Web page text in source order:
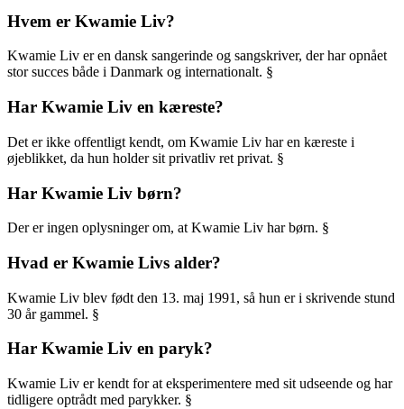
Hvem er Kwamie Liv?
Kwamie Liv er en dansk sangerinde og sangskriver, der har opnået
stor succes både i Danmark og internationalt. §
Har Kwamie Liv en kæreste?
Det er ikke offentligt kendt, om Kwamie Liv har en kæreste i
øjeblikket, da hun holder sit privatliv ret privat. §
Har Kwamie Liv børn?
Der er ingen oplysninger om, at Kwamie Liv har børn. §
Hvad er Kwamie Livs alder?
Kwamie Liv blev født den 13. maj 1991, så hun er i skrivende stund
30 år gammel. §
Har Kwamie Liv en paryk?
Kwamie Liv er kendt for at eksperimentere med sit udseende og har
tidligere optrådt med parykker. §